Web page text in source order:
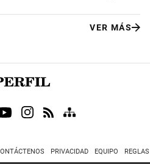
VER MÁS
PRIVACIDAD EQUIPO